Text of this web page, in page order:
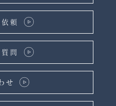
問
せ
頼